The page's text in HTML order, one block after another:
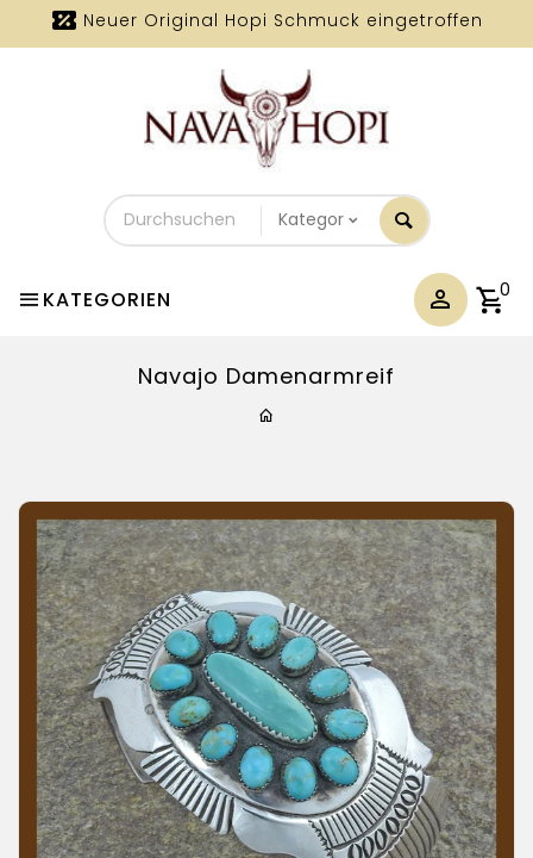
Neuer Original Hopi Schmuck eingetroffen
Durchsuchen
Sie
unseren
KATEGORIEN 0
Navajo Damenarmreif